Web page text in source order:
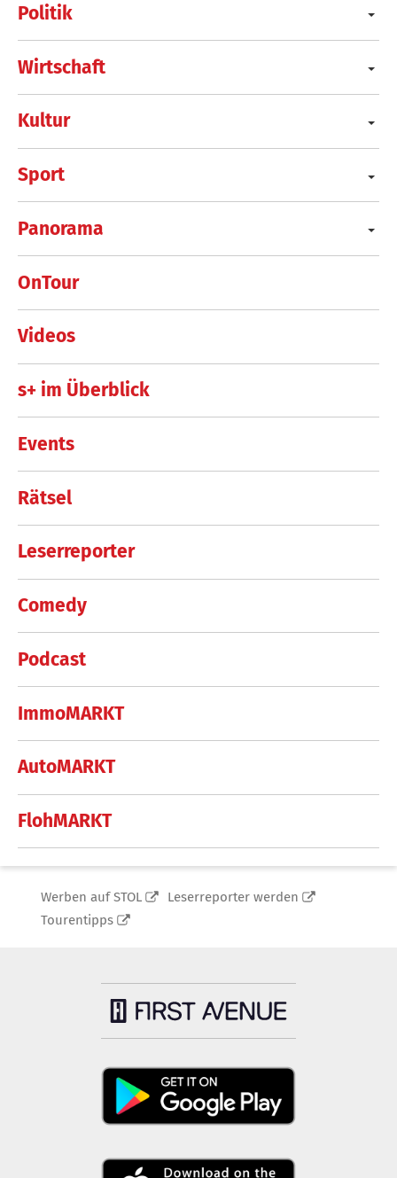
Politik
Wirtschaft
Kultur
Sport
Panorama
OnTour
Videos
s+ im Überblick
Events
Rätsel
Leserreporter
Comedy
Podcast
ImmoMARKT
AutoMARKT
FlohMARKT
Werben auf STOL
Leserreporter werden
Tourentipps